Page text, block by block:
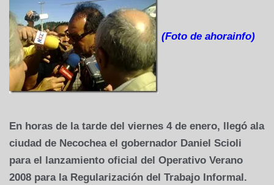
(Foto de ahorainfo)
En horas de la tarde del viernes 4 de enero, llegó ala
ciudad de Necochea el gobernador Daniel Scioli
para el lanzamiento oficial del Operativo Verano
2008 para la Regularización del Trabajo Informal.